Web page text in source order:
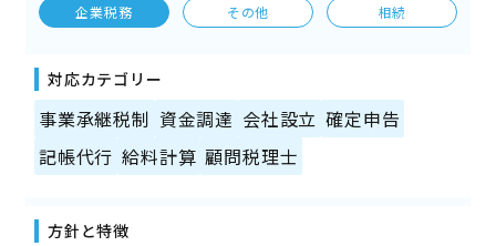
企業税務 その他 相続
対応カテゴリー
事業承継税制 資金調達 会社設立 確定申告
記帳代行 給料計算 顧問税理士
方針と特徴